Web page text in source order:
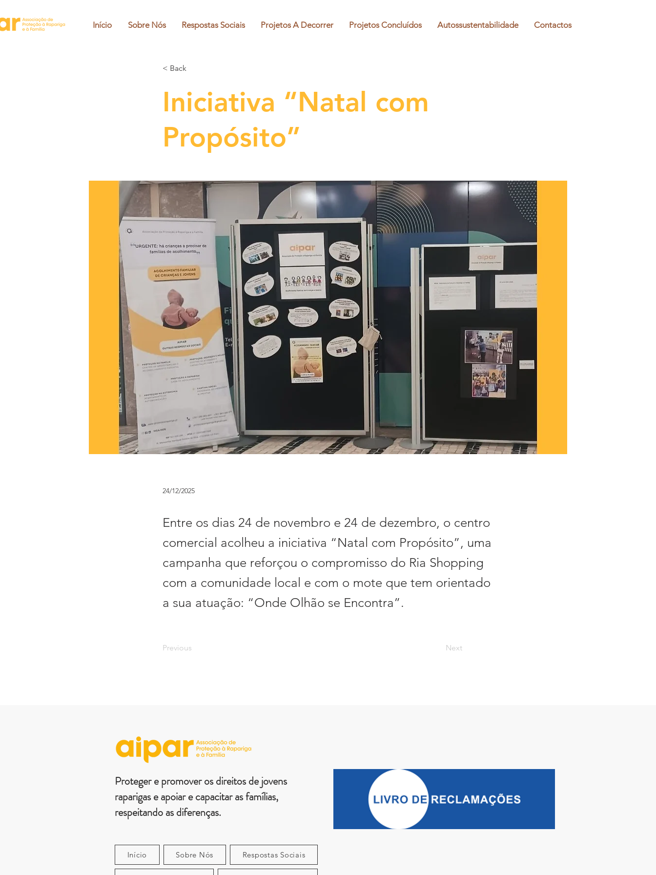
Início Sobre Nós Respostas Sociais Projetos A Decorrer Projetos Concluídos Autossustentabilidade Contactos
< Back
Iniciativa “Natal com
Propósito”
24/12/2025
Entre os dias 24 de novembro e 24 de dezembro, o centro
comercial acolheu a iniciativa “Natal com Propósito”, uma
campanha que reforçou o compromisso do Ria Shopping
com a comunidade local e com o mote que tem orientado
a sua atuação: “Onde Olhão se Encontra”.
Previous Next
Proteger e promover os direitos de jovens
raparigas e apoiar e capacitar as famílias,
respeitando as diferenças.
Início Sobre Nós Respostas Sociais